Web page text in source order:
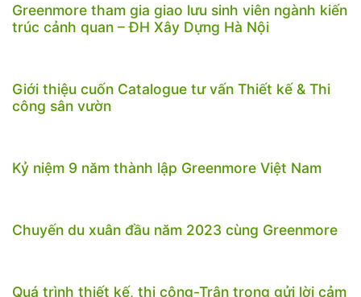
Greenmore tham gia giao lưu sinh viên ngành kiến
trúc cảnh quan – ĐH Xây Dựng Hà Nội
Giới thiệu cuốn Catalogue tư vấn Thiết kế & Thi
công sân vườn
Kỷ niệm 9 năm thành lập Greenmore Việt Nam
Chuyến du xuân đầu năm 2023 cùng Greenmore
Quá trình thiết kế, thi công-Trân trọng gửi lời cảm